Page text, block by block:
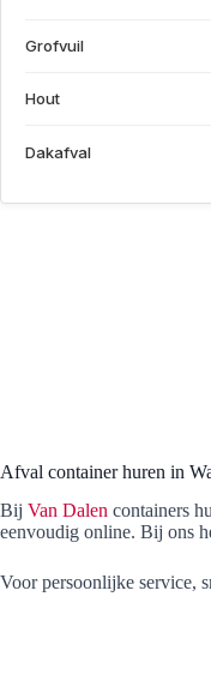
Grofvuil
Hout
Dakafval
Afval container huren in
Bij Van Dalen containers
eenvoudig online. Bij ons
Voor persoonlijke service,